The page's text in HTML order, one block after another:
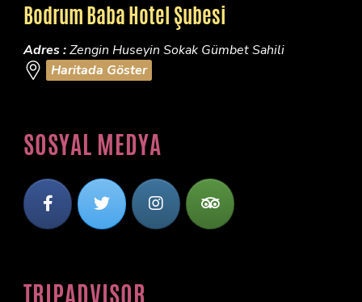
Bodrum Baba Hotel Şubesi
Adres :Zengin Huseyin Sokak Gümbet Sahili
Haritada Göster
SOSYAL MEDYA